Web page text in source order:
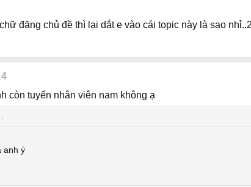
đăng chủ đề thì lại dắt e vào cái topic này là sao
còn tuyển nhân viên nam không ạ
anh ý